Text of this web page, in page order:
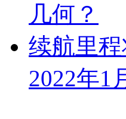
几何？
续航里
2022年1